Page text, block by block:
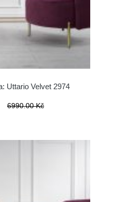
Uttario Velvet 2974
6990.00 Kč